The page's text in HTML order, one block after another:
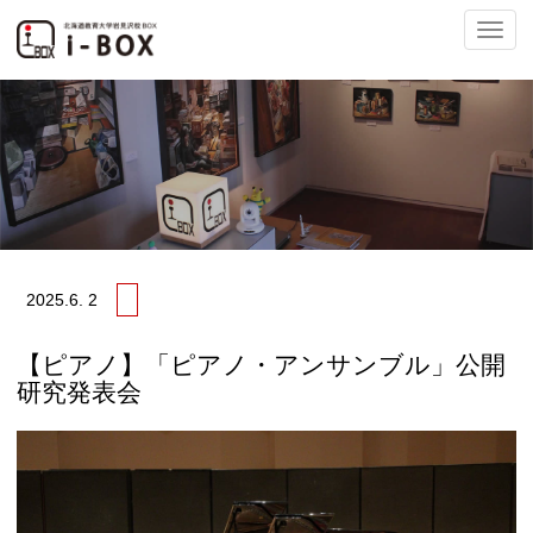
ナ
ビ
ー
2025. 6. 2
【ピアノ】「ピアノ・アンサンブル」公開
研究発表会